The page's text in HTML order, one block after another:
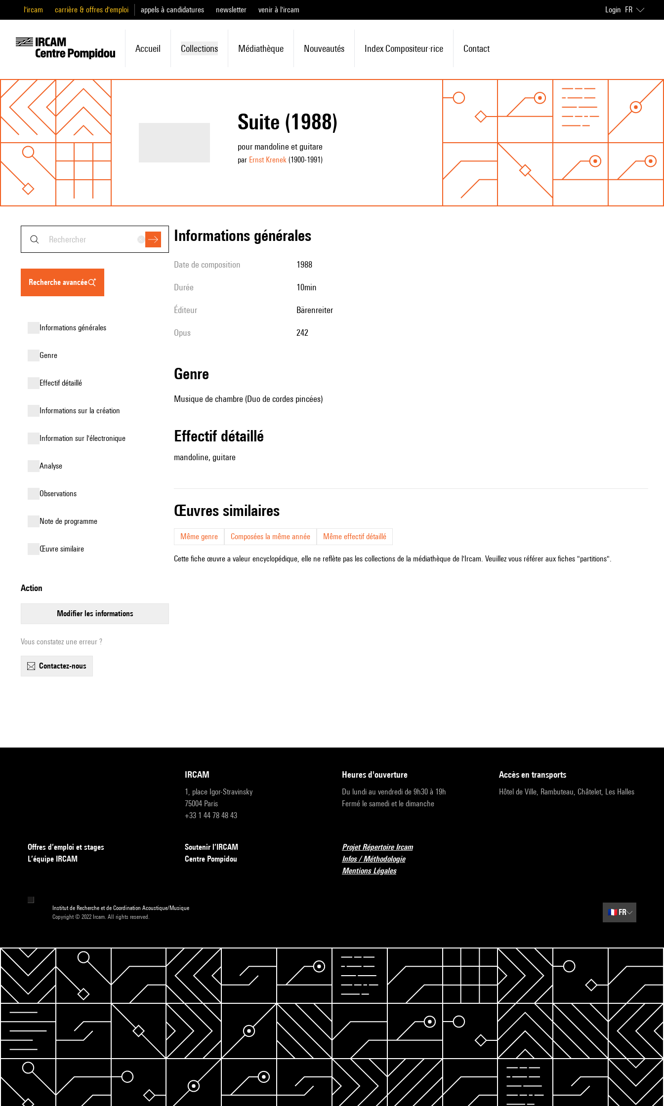
l'ircam carrière & offres d'emploi appels à candidatures newsletter venir à l'ircam Login FR
Accueil Collections Médiathèque Nouveautés Index Compositeur·rice Contact
Suite (1988)
pour mandoline et guitare
par Ernst Krenek(1900-1991)
recherche avancée
informations générales
genre
effectif détaillé
informations sur la création
Information sur l'électronique
analyse
observations
Note de programme
œuvre similaire
action
modifier les informations
Vous constatez une erreur ?
contactez-nous
informations générales
date de composition 1988
durée 10min
éditeur Bärenreiter
Opus 242
genre
Musique de chambre (Duo de cordes pincées)
effectif détaillé
mandoline, guitare
œuvres similaires
Même genre Composées la même année Même effectif détaillé
Cette fiche œuvre a valeur encyclopédique, elle ne reflète pas les collections de la médiathèque de l'Ircam. Veuillez vous référer aux fiches "partitions".
IRCAM
1, place Igor-Stravinsky
75004 Paris
+33 1 44 78 48 43
heures d'ouverture
Du lundi au vendredi de 9h30 à 19h
Fermé le samedi et le dimanche
accès en transports
Hôtel de Ville, Rambuteau, Châtelet, Les Halles
Offres d’emploi et stages
L’équipe IRCAM
Soutenir l’IRCAM
Centre Pompidou
Projet Répertoire Ircam
Infos / Méthodologie
Mentions Légales
Institut de Recherche et de Coordination Acoustique/Musique
Copyright © 2022 Ircam. All rights reserved.
🇫🇷 FR